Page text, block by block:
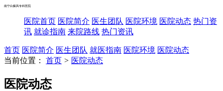
南宁白癜风专科医院
医院首页 医院简介 医生团队 医院环境 医院动态 热门资
讯 就诊指南 来院路线 热门资讯
首页 医院简介 医生团队 就医指南 医院环境 医院动态
当前位置： 首页 > 医院动态
医院动态